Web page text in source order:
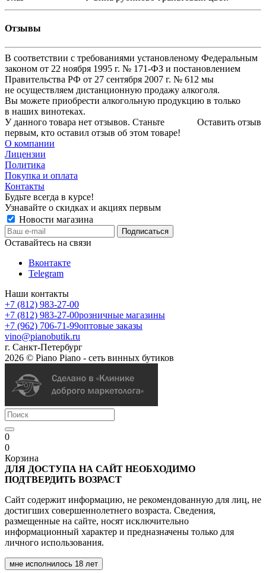
Отзывы
В соответствии с требованиями установленому Федеральным
законом от 22 ноября 1995 г. № 171-ФЗ и постановлением
Правительства РФ от 27 сентября 2007 г. № 612 мы
не осуществляем дистанционную продажу алкоголя.
Вы можете приобрести алкогольную продукцию в только
в наших винотеках.
Оставить отзыв
У данного товара нет отзывов. Станьте
первым, кто оставил отзыв об этом товаре!
О компании
Лицензии
Политика
Покупка и оплата
Контакты
Будьте всегда в курсе!
Узнавайте о скидках и акциях первым
Новости магазина
Оставайтесь на связи
Вконтакте
Telegram
Наши контакты
+7 (812) 983-27-00
+7 (812) 983-27-00розничные магазины
+7 (962) 706-71-99оптовые заказы
vino@pianobutik.ru
г. Санкт-Петербург
2026 © Piano Piano - сеть винных бутиков
0
0
Корзина
ДЛЯ ДОСТУПА НА САЙТ НЕОБХОДИМО
ПОДТВЕРДИТЬ ВОЗРАСТ
Сайт содержит информацию, не рекомендованную для лиц, не
достигших совершеннолетнего возраста. Сведения,
размещенные на сайте, носят исключительно
информационный характер и предназначены только для
личного использования.
мне исполнилось 18 лет